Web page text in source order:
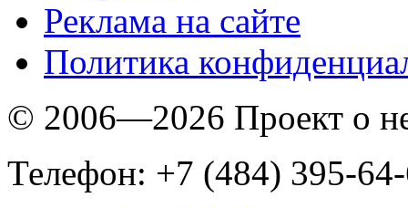
Реклама на сайте
Политика
© 2006—2026 Проект о
Телефон: +7 (484) 395-